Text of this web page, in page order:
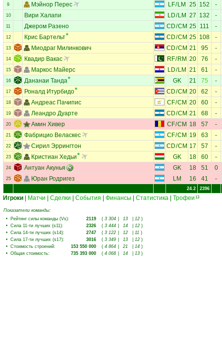
9 Мэйнор Перес LF/ LM 25 152 -
10 Вири Халапи LD/ LM 27 132 -
11 Джером Разено CD/CM 25 111 -
12 Крис Бартельт CD/CM 25 108 -
13 Миодраг Милинкович CD/CM 21 95 -
14 Квадир Вакас RF/ RM 20 76 -
15 Маркос Майерс LD/ LM 21 61 -
16 Дананаи Танда GK 21 75 -
17 Роналд Итурбидо CD/CM 20 62 -
18 Андреас Пачипис CF/CM 20 60 -
19 Леандро Дуарте CD/CM 21 68 -
20 Амин Хивер CF/CM 18 57 -
21 Фабрицио Веласкес CF/CM 19 63 -
22 Сирил Эррингтон CD/CM 17 57 -
23 Кристиан Хедьи GK 18 60 -
24 Антуан Акунья GK 18 51 0
25 Юран Родригез LM 16 41 -
24.2 2396
Игроки Матчи Сделки События Финансы Статистика Трофеи 13
Показатели команды:
• Рейтинг силы команды (Vs): 2119 ( 3 304 13 12 )
• Сила 11-ти лучших (s11): 2326 ( 3 444 14 12 )
• Сила 14-ти лучших (s14): 2747 ( 3 122 12 11 )
• Сила 17-ти лучших (s17): 3016 ( 3 349 13 12 )
• Стоимость строений: 153 550 000 ( 4 864 21 14 )
• Общая стоимость: 735 393 000 ( 4 068 14 13 )